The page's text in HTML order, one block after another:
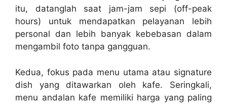
itu, datanglah saat jam-jam sepi (off-peak
hours) untuk mendapatkan pelayanan lebih
personal dan lebih banyak kebebasan dalam
mengambil foto tanpa gangguan.
Kedua, fokus pada menu utama atau signature
dish yang ditawarkan oleh kafe. Seringkali,
menu andalan kafe memiliki harga yang paling